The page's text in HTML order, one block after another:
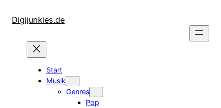
InhaltDigijunkies.de
Start
Musik
Genres
Pop